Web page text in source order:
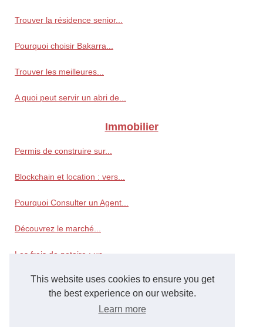
This website uses cookies to ensure you get
the best experience on our website.
Learn more
Trouver la résidence senior...
Pourquoi choisir Bakarra...
Trouver les meilleures...
A quoi peut servir un abri de...
Immobilier
Permis de construire sur...
Blockchain et location : vers...
Pourquoi Consulter un Agent...
Découvrez le marché...
Les frais de notaire : un...
Pourquoi choisir d'acheter un...
Guide de l'immobilier à La...